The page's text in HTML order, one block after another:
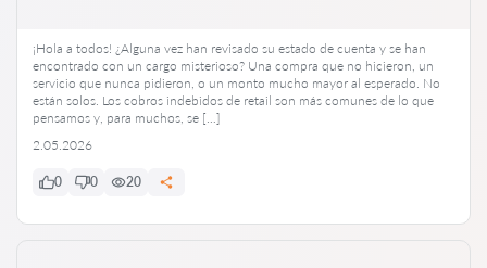
¡Hola a todos! ¿Alguna vez han revisado su estado de cuenta y se han
encontrado con un cargo misterioso? Una compra que no hicieron, un
servicio que nunca pidieron, o un monto mucho mayor al esperado. No
están solos. Los cobros indebidos de retail son más comunes de lo que
pensamos y, para muchos, se […]
2.05.2026
0 0 20